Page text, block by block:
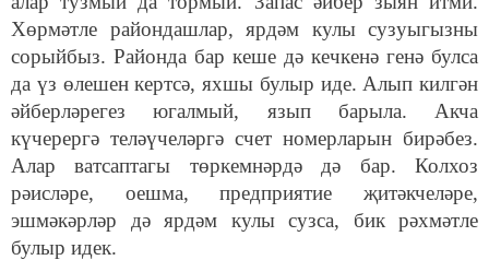
Хөрмәтле райондашлар, ярдәм кулы сузуыгызны
сорыйбыз. Районда бар кеше дә кечкенә генә булса
да үз өлешен кертсә, яхшы булыр иде. Алып килгән
әйберләрегез югалмый, язып барыла. Акча
күчерергә теләүчеләргә счет номерларын бирәбез.
Алар ватсаптагы төркемнәрдә дә бар. Колхоз
рәисләре, оешма, предприятие җитәкчеләре,
эшмәкәрләр дә ярдәм кулы сузса, бик рәхмәтле
булыр идек.